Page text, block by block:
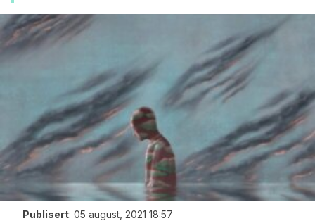
Publisert: 05 august, 2021 18:57